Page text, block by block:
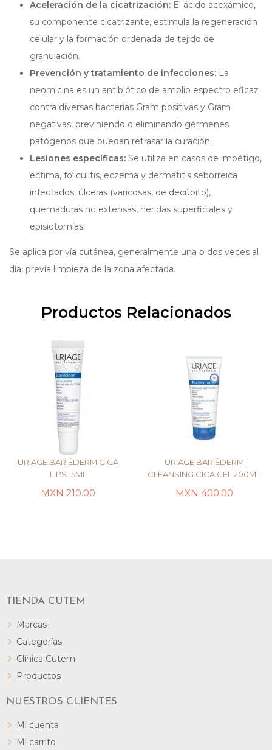
Aceleración de la cicatrización: El ácido acexámico,
su componente cicatrizante, estimula la regeneración
celular y la formación ordenada de tejido de
granulación.
Prevención y tratamiento de infecciones: La
neomicina es un antibiótico de amplio espectro eficaz
contra diversas bacterias Gram positivas y Gram
negativas, previniendo o eliminando gérmenes
patógenos que puedan retrasar la curación.
Lesiones específicas: Se utiliza en casos de impétigo,
ectima, foliculitis, eczema y dermatitis seborreica
infectados, úlceras (varicosas, de decúbito),
quemaduras no extensas, heridas superficiales y
episiotomías.
Se aplica por vía cutánea, generalmente una o dos veces al
día, previa limpieza de la zona afectada.
Productos Relacionados
URIAGE BARIÉDERM
CLEANSING CICA GEL 200ML
400.00
URIAGE BARIÉDERM CICA
LIPS 15ML
210.00
TIENDA CUTEM
Marcas
Categorías
Clínica Cutem
Productos
NUESTROS CLIENTES
Mi cuenta
Mi carrito